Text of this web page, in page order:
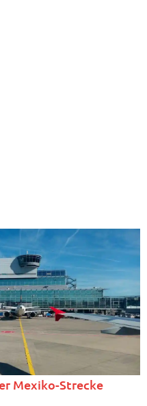
Mexiko-Strecke